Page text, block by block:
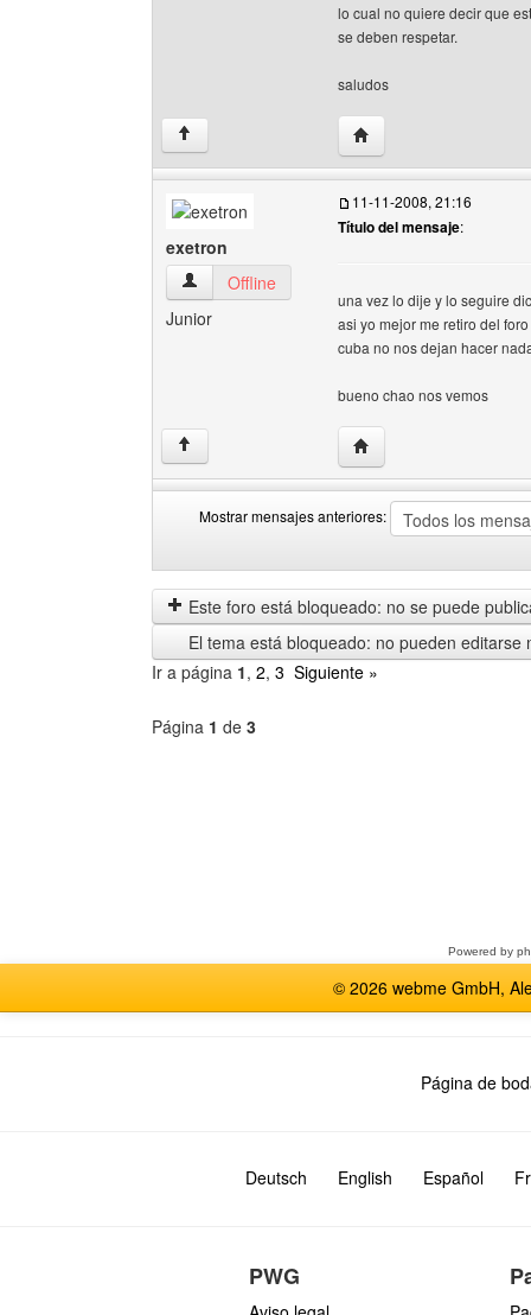
lo cual no quiere decir que
se deben respetar.
saludos
↑ Visitar sitio web del
exetron
exetron Ver perfil del usuario
Offline
Junior
11-11-2008, 21:16
Título del mensaje:
una vez lo dije y lo seguire
asi yo mejor me retiro del
cuba no nos dejan hacer
bueno chao nos vemos
↑ Visitar sitio web del
Mostrar mensajes anteriores:
mensajes
anteriores
by
Este foro está bloqueado: no se puede
El tema está bloqueado: no pueden editarse
Ir a página 1, 2, 3 Siguiente »
Página 1 de 3
Powered by
© 2026 webme GmbH,
Página de
Deutsch English Español
PWG